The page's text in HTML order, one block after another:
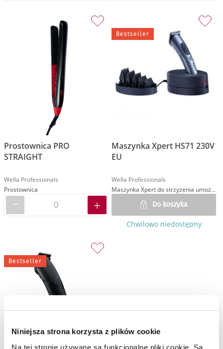
Niniejsza strona korzysta z plików cookie
Na tej stronie używane są funkcjonalne pliki cookie. Są
Prostownica PRO
STRAIGHT
Wella Professionals
Prostownica
Bestseller
Maszynka Xpert HS71 230V
EU
Wella Professionals
Maszynka Xpert do strzyżenia umożliwiająca wiele rodzajów cięć klasycznych i artystycznych
Do koszyka
Chwilowo niedostępny
Bestseller